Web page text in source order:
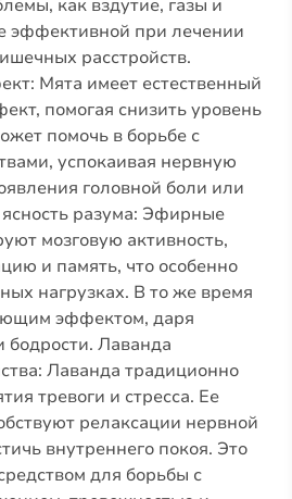
как вздутие, газы и
эффективной при лечении
расстройств.
Мята имеет естественный
помогая снизить уровень
помочь в борьбе с
успокаивая нервную
головной боли или
разума: Эфирные
мозговую активность,
и память, что особенно
нагрузках. В то же время
эффектом, даря
бодрости. Лаванда
Лаванда традиционно
тревоги и стресса. Ее
релаксации нервной
внутреннего покоя. Это
для борьбы с